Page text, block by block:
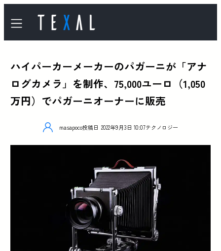
ハイパーカーメーカーのパガーニが「アナ
ログカメラ」を制作、75,000ユーロ（1,050
万円）でパガーニオーナーに販売
masapoco投稿日 2022年9月3日 10:07テクノロジー